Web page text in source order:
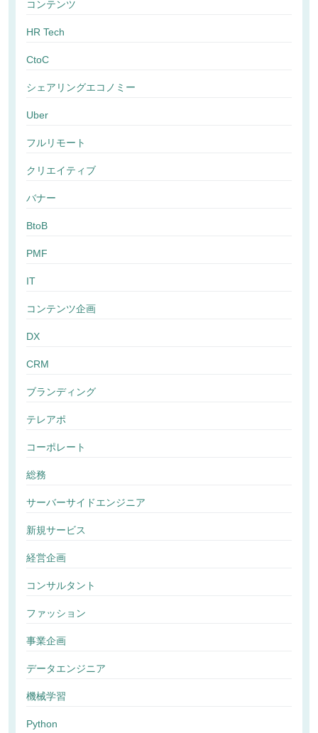
コンテンツ
HR Tech
CtoC
シェアリングエコノミー
Uber
フルリモート
クリエイティブ
バナー
BtoB
PMF
IT
コンテンツ企画
DX
CRM
ブランディング
テレアポ
コーポレート
総務
サーバーサイドエンジニア
新規サービス
経営企画
コンサルタント
ファッション
事業企画
データエンジニア
機械学習
Python